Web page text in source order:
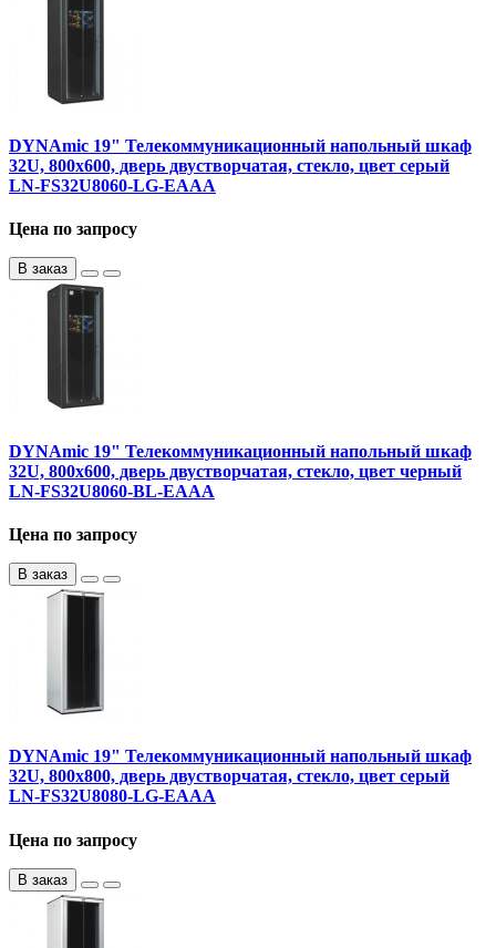
DYNAmic 19" Телекоммуникационный напольный шкаф
32U, 800х600, дверь двустворчатая, стекло, цвет серый
LN-FS32U8060-LG-EAAA
Цена по запросу
В заказ
DYNAmic 19" Телекоммуникационный напольный шкаф
32U, 800х600, дверь двустворчатая, стекло, цвет черный
LN-FS32U8060-BL-EAAA
Цена по запросу
В заказ
DYNAmic 19" Телекоммуникационный напольный шкаф
32U, 800х800, дверь двустворчатая, стекло, цвет серый
LN-FS32U8080-LG-EAAA
Цена по запросу
В заказ